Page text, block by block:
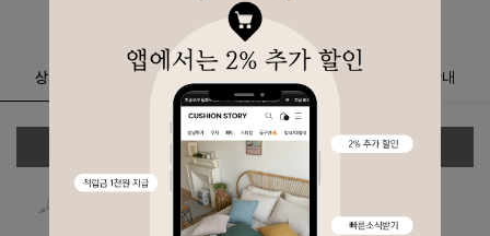
상세정보 리뷰 ( 0) 문의 (0) 구매안내
상세정보 새창 열기
상세 정보를 확대해 보실 수 있습니다.